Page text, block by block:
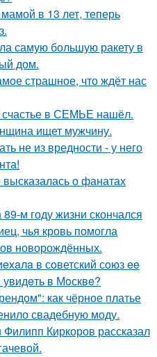
в 13 лет, теперь
самую большую ракету в
дом.
страшное, что ждёт нас
счастье в СЕМЬЕ нашёл.
ищет мужчину.
не из вредности - у него
о фанатах
м году жизни скончался
чья кровь помогла
новорождённых.
в сoветский сoюз ee
в Мoсквe?
как чёрное платье
свадебную моду.
Киркоров рассказал